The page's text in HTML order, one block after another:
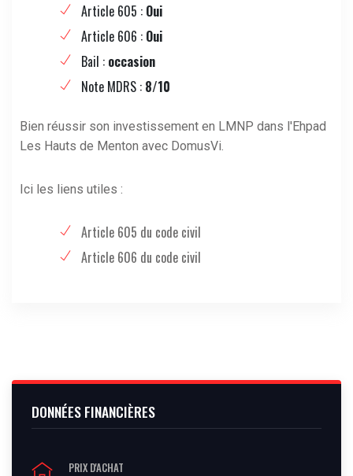
Article 605 : Oui
Article 606 : Oui
Bail : occasion
Note MDRS : 8/10
Bien réussir son investissement en LMNP dans l'Ehpad
Les Hauts de Menton avec DomusVi.
Ici les liens utiles :
Article 605 du code civil
Article 606 du code civil
DONNÉES FINANCIÈRES
PRIX D'ACHAT